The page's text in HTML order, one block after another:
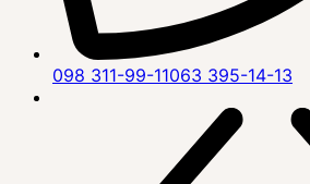
098 311-99-11063 395-14-13